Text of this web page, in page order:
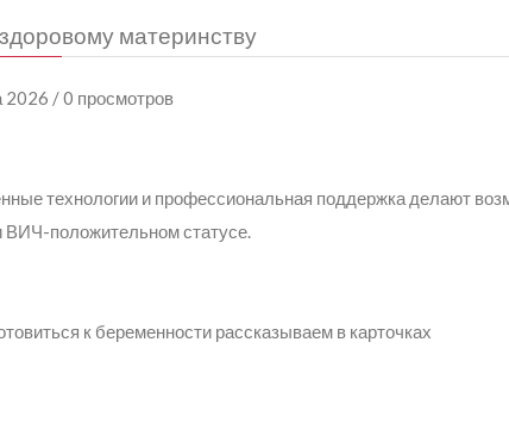
материнству
2026 / 0 просмотров
технологии и профессиональная поддержка делают
ВИЧ-положительном статусе.
к беременности рассказываем в карточках